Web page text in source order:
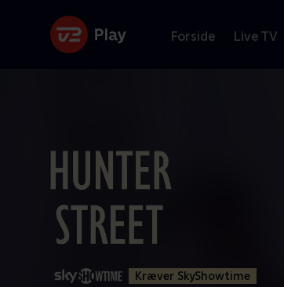
Forside Live TV
Kræver SkyShowtime